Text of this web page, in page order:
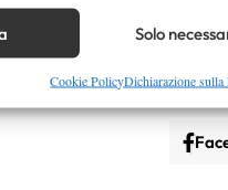
base alle informazioni trasmesse
prevenire e rilevare frodi,
pubblicità e contenuto,
Solo
Cookie PolicyDichiarazione